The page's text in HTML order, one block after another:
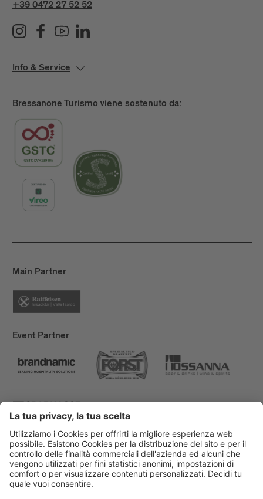
+39 0472 27 52 52
Info & Service
Bressanone Turismo viene sostenuto da:
Main Partner
Event Partner
Bressanone Turismo
Privacy
Note legali
Finanziamenti
Mappa del sito